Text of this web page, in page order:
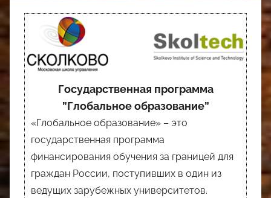
Государственная программа
”Глобальное образование”
«Глобальное образование» – это
государственная программа
финансирования обучения за границей для
граждан России, поступивших в один из
ведущих зарубежных университетов.